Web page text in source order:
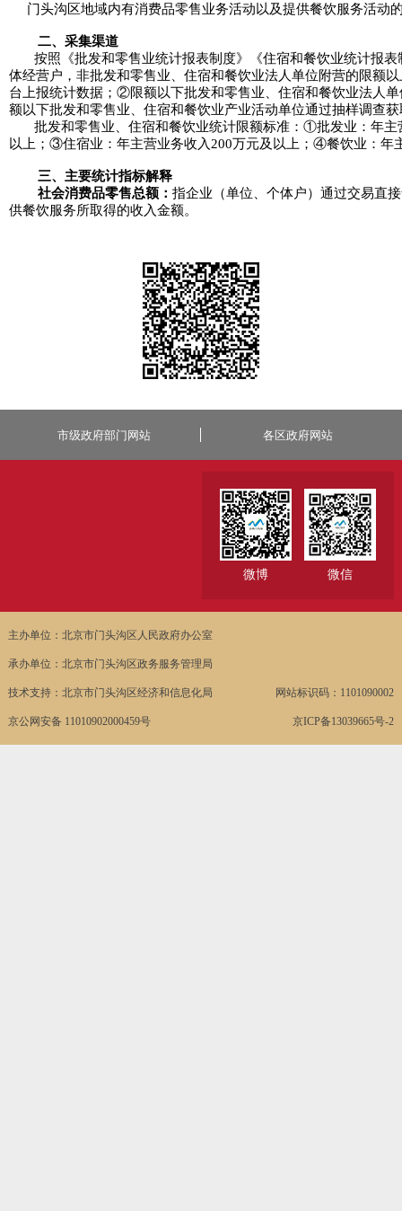
门头沟区地域内有消费品零售业务活动以及提供餐饮服务活动
二、采集渠道
按照《批发和零售业统计报表制度》《住宿和餐饮业统计报
体经营户，非批发和零售业、住宿和餐饮业法人单位附营的限额
台上报统计数据；②限额以下批发和零售业、住宿和餐饮业法人
额以下批发和零售业、住宿和餐饮业产业活动单位通过抽样调查
批发和零售业、住宿和餐饮业统计限额标准：①批发业：年
以上；③住宿业：年主营业务收入200万元及以上；④餐饮业：年
三、主要统计指标解释
社会消费品零售总额： 指企业（单位、个体户）通过交易直
供餐饮服务所取得的收入金额。
市级政府部门网站 各区政府网站
微博 微信
主办单位：北京市门头沟区人民政府办公室
承办单位：北京市门头沟区政务服务管理局
技术支持：北京市门头沟区经济和信息化局 网站标识码：1101090002
京公网安备 11010902000459号 京ICP备13039665号-2